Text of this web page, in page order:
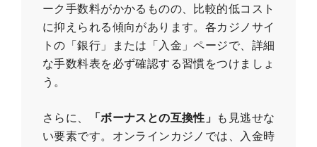
ーク手数料がかかるものの、比較的低コスト
に抑えられる傾向があります。各カジノサイ
トの「銀行」または「入金」ページで、詳細
な手数料表を必ず確認する習慣をつけましょ
う。
さらに、 「ボーナスとの互換性」 も見逃せな
い要素です。オンラインカジノでは、入金時